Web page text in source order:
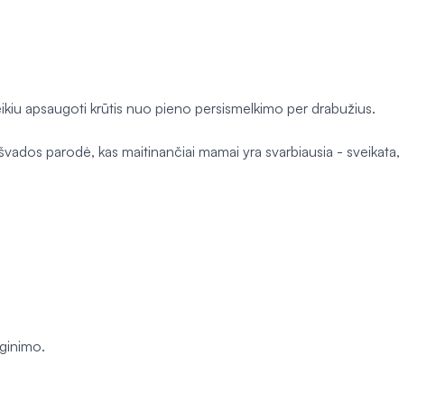
apsaugoti krūtis nuo pieno persismelkimo per drabužius.
parodė, kas maitinančiai mamai yra svarbiausia - sveikata,